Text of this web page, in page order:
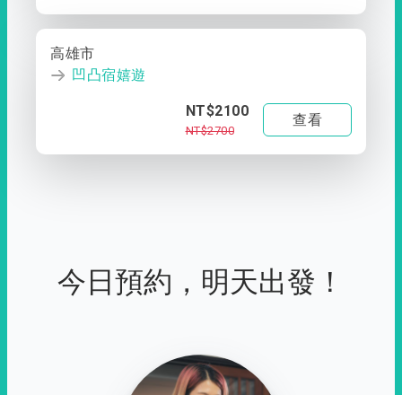
高雄市
凹凸宿嬉遊
NT$2100
NT$2700
查看
今日預約，明天出發！